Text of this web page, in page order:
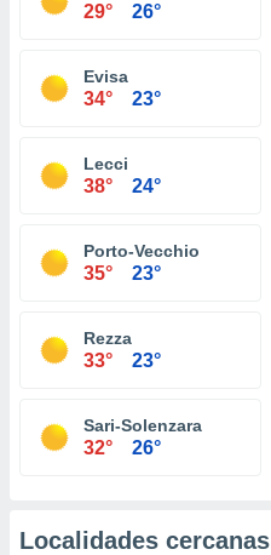
29° 26°
Evisa
34° 23°
Lecci
38° 24°
Porto-Vecchio
35° 23°
Rezza
33° 23°
Sari-Solenzara
32° 26°
Localidades cercanas